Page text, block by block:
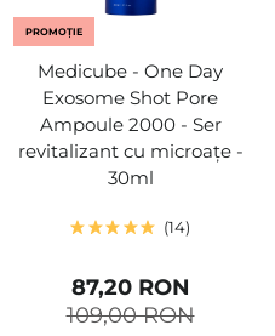
PROMOȚIE
Medicube - One Day
Exosome Shot Pore
Ampoule 2000 - Ser
revitalizant cu microațe -
30ml
14
109,00 RON
87,20 RON